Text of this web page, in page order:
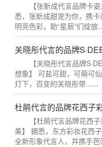
【张新成代言品牌卡
悉，张新成甜宠为你，携
明亮色彩，助“星辰”们绽放
关晓彤代言的品牌
【关晓彤代言品牌
想象】 可盐可甜，可萌可
灯下，百变的关晓彤带......
杜鹃代言的品牌花西子
【杜鹃代言品牌花西
美】 据悉，东方彩妆花西
全新形象代言人，并携手